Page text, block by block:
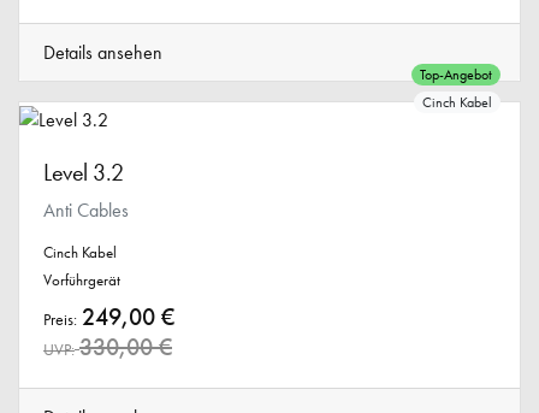
Details ansehen
Top-Angebot
Cinch Kabel
Level 3.2
Anti Cables
Cinch Kabel
Vorführgerät
Preis: 249,00 €
UVP: 330,00 €